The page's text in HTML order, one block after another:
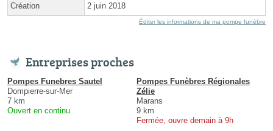
Création 2 juin 2018
Éditer les informations de ma pompe funèbre
Entreprises proches
Pompes Funebres Sautel
Dompierre-sur-Mer
7 km
Ouvert en continu
Pompes Funèbres Régionales
Zélie
Marans
9 km
Fermée, ouvre demain à 9h